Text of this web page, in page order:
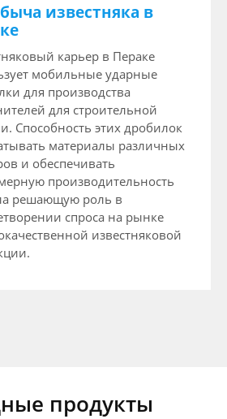
известняка в
карьер в Пераке
мобильные ударные
для производства
для строительной
Способность этих дробилок
материалы различных
и обеспечивать
производительность
решающую роль в
спроса на рынке
известняковой
продукты